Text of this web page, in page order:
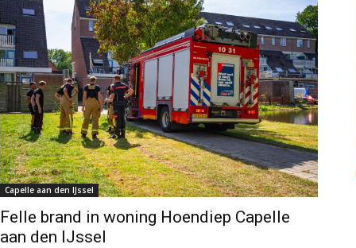
Capelle aan den IJssel
Felle brand in woning Hoendiep Capelle
aan den IJssel